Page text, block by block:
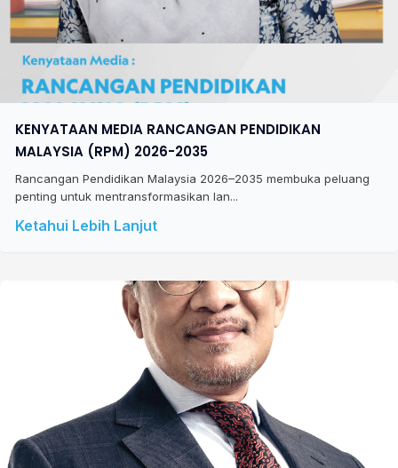
KENYATAAN MEDIA RANCANGAN PENDIDIKAN
MALAYSIA (RPM) 2026-2035
Rancangan Pendidikan Malaysia 2026–2035 membuka peluang
penting untuk mentransformasikan lan...
Ketahui Lebih Lanjut